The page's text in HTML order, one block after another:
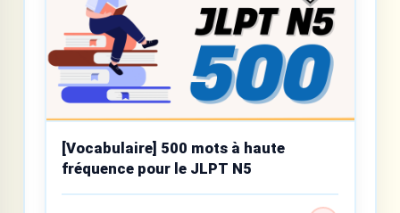
[Vocabulaire] 500 mots à haute
fréquence pour le JLPT N5